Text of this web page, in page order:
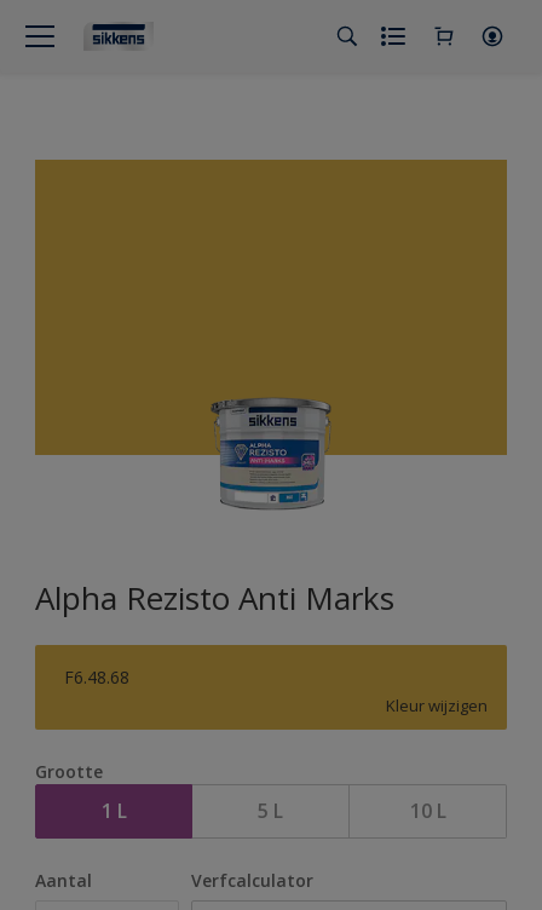
Alpha Rezisto Anti Marks
F6.48.68
Kleur wijzigen
Grootte
1 L 5 L 10 L
Aantal Verfcalculator